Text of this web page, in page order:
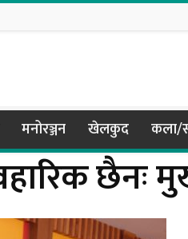
मनोरञ्जन खेलकुद कला/
छैनः